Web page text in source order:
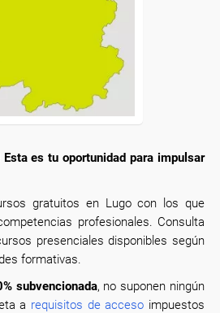
es tu oportunidad para impulsar
gratuitos en Lugo con los que
profesionales. Consulta
presenciales disponibles según
formativas.
subvencionada, no suponen ningún
a requisitos de acceso impuestos